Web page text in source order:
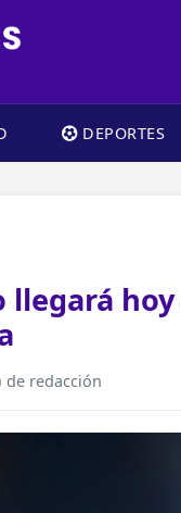
DEPORTES
llegará
de redacción